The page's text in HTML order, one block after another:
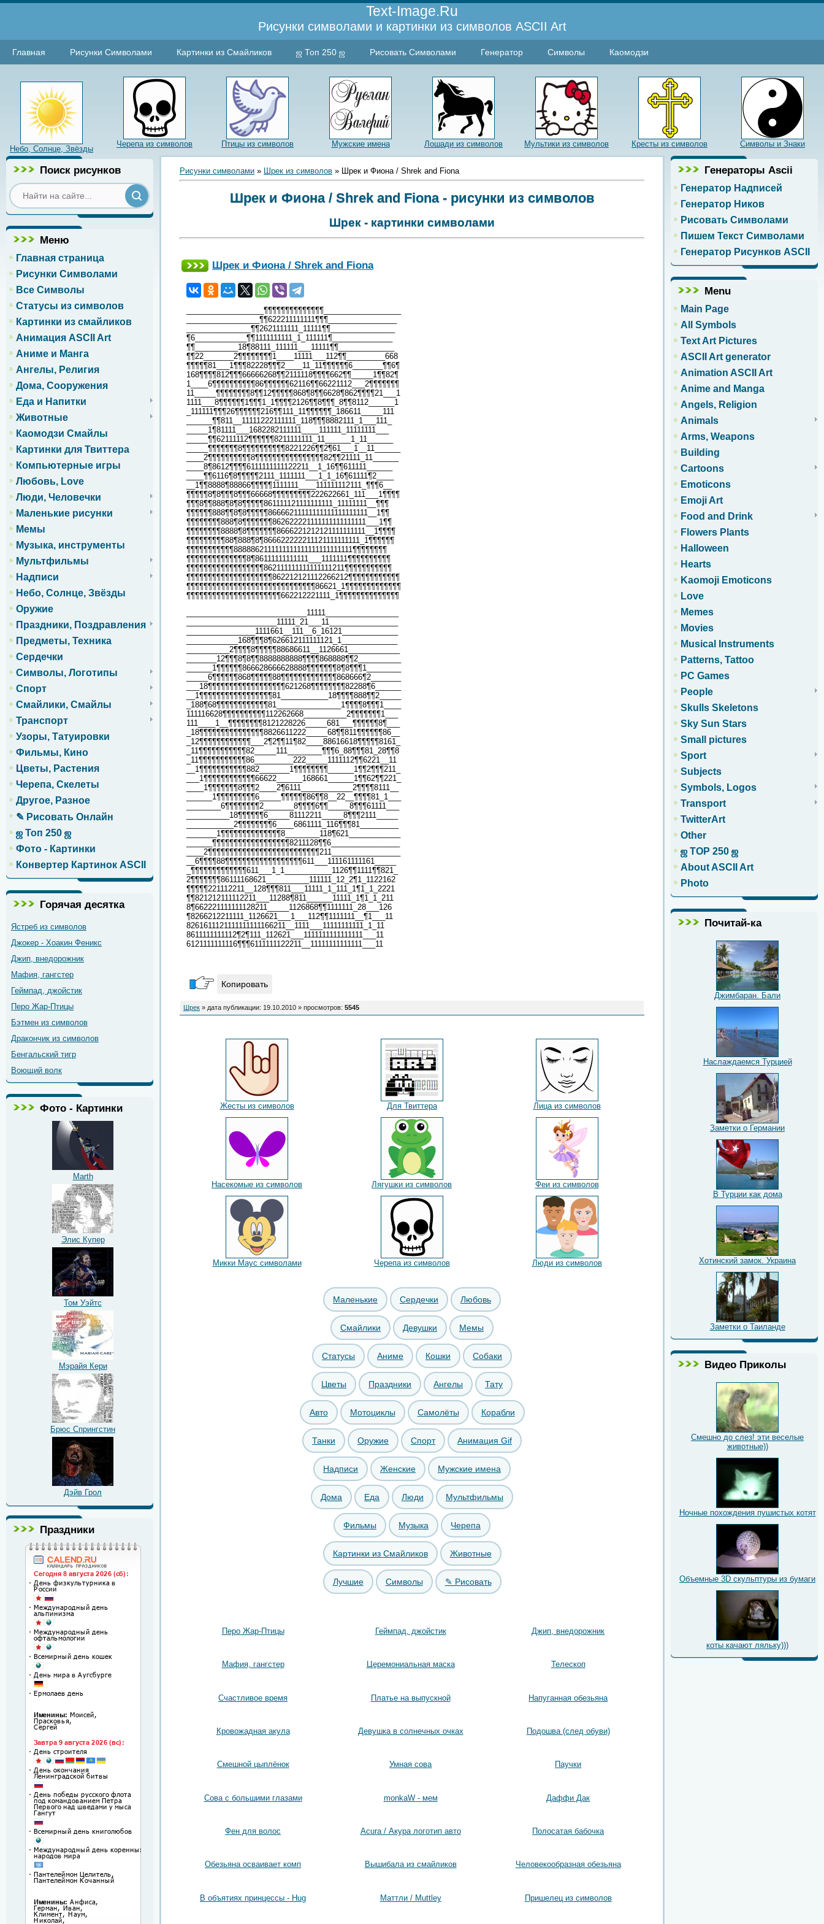
Text-Image.Ru
Рисунки символами и картинки из символов ASCII Art
Главная Рисунки Символами Картинки из Смайликов ஜ Топ 250 ஜ Рисовать Символами Генератор Символы Каомодзи
Небо, Солнце, Звёзды
Черепа из символов Птицы из символов Мужские имена Лошади из символов Мультики из символов Кресты из символов Символы и Знаки
Поиск рисунков
Меню
Главная страница
Рисунки Символами
Все Символы
Статусы из символов
Картинки из смайликов
Анимация ASCII Art
Аниме и Манга
Ангелы, Религия
Дома, Сооружения
Еда и Напитки
Животные
Каомодзи Смайлы
Картинки для Твиттера
Компьютерные игры
Любовь, Love
Люди, Человечки
Маленькие рисунки
Мемы
Музыка, инструменты
Мультфильмы
Надписи
Небо, Солнце, Звёзды
Оружие
Праздники, Поздравления
Предметы, Техника
Сердечки
Символы, Логотипы
Спорт
Смайлики, Смайлы
Транспорт
Узоры, Татуировки
Фильмы, Кино
Цветы, Растения
Черепа, Скелеты
Другое, Разное
✎ Рисовать Онлайн
ஜ Топ 250 ஜ
Фото - Картинки
Конвертер Картинок ASCII
Горячая десятка
Ястреб из символов
Джокер - Хоакин Феникс
Джип, внедорожник
Мафия, гангстер
Геймпад, джойстик
Перо Жар-Птицы
Бэтмен из символов
Дракончик из символов
Бенгальский тигр
Воющий волк
Фото - Картинки
Marth
Элис Купер
Том Уэйтс
Мэрайя Кери
Брюс Спрингстин
Дэйв Грол
Праздники
Рисунки символами » Шрек из символов » Шрек и Фиона / Shrek and Fiona
Шрек и Фиона / Shrek and Fiona - рисунки из символов
Шрек - картинки символами
Шрек и Фиона / Shrek and Fiona
__________________¶¶¶¶¶¶¶¶¶¶¶¶¶¶__________________
_________________¶¶622211111111¶¶¶________________
_______________¶¶2621111111_11111¶¶_______________
¶6____________¶¶1111111111_1_111111¶______________
¶¶__________18¶88111_111111___11111¶¶_____________
¶¶22_______2¶¶¶¶¶¶¶¶1____11111___112¶¶_________668
¶¶¶¶¶81___1¶¶¶82228¶¶¶2____11_11¶¶¶¶¶¶6_______¶¶6¶
168¶¶¶¶812¶¶¶66666268¶¶2111118¶¶¶¶662¶¶_____1¶¶82¶
1____6¶¶¶¶¶¶¶¶¶¶86¶¶¶¶¶¶62116¶¶66221112___2¶¶¶¶¶¶¶
11_____¶¶¶¶¶¶¶¶8¶¶12¶¶¶¶¶868¶8¶¶6628¶862¶¶¶¶21___1
1111___8¶¶¶¶¶¶1¶¶¶1_1¶¶¶¶2126¶¶8¶¶¶_8¶¶8112______1
_111111¶¶¶26¶¶¶¶¶¶216¶¶111_11¶¶¶¶¶¶_186611_____111
______¶¶811__11111222111111_118¶¶¶8882111_1___111_
_____1¶81111___1682282111111____111111_11111111___
_____¶¶62111112¶¶¶¶¶¶8211111111_11______1_11______
_____¶¶¶¶¶¶¶8¶¶¶¶¶¶¶¶¶¶8221226¶¶2¶61___1__11______
____2¶¶¶¶¶¶¶¶¶¶8¶¶¶¶¶¶¶¶¶¶¶¶¶¶¶¶82¶¶21111_11______
____8¶8612¶¶¶¶6111111111122211__1_16¶¶611111______
____¶¶6116¶8¶¶¶¶¶2111_1111111___1_1_16¶61111¶2____
__1¶¶8888¶88866¶¶¶¶¶1111111____111111112111_¶¶¶6__
¶¶¶¶¶8¶8¶¶¶8¶¶¶66668¶¶¶¶¶¶¶¶¶222622661_111___1¶¶¶¶
¶¶¶8¶¶888¶8¶8¶¶¶¶¶861111121111111111_11111111__¶¶¶
¶¶¶¶¶¶888¶¶8¶8¶¶¶¶¶86666211111111111111111111__1¶¶
¶¶¶¶¶¶¶¶888¶8¶¶¶¶¶¶¶862622221111111111111111___1¶¶
¶¶¶¶¶¶¶¶8888¶8¶¶¶¶¶¶¶8666221212121111111111__1¶¶¶¶
¶¶¶¶¶¶¶¶¶88¶888¶8¶866622222211121111111111_1¶¶¶¶¶¶
¶¶¶¶¶¶¶¶¶¶¶8888862111111111111111111111111¶¶¶¶¶¶¶¶
¶¶¶¶¶¶¶¶¶¶¶¶¶¶8¶86111111111111___1111111¶¶¶¶¶¶¶¶¶¶
¶¶¶¶¶¶¶¶¶¶¶¶¶¶¶¶¶¶862111111111111111211¶¶¶¶¶¶¶¶¶¶¶
¶¶¶¶¶¶¶¶¶¶¶¶¶¶¶¶¶¶¶¶862212121112266212¶¶¶¶¶¶¶¶¶¶¶¶
¶¶¶¶¶¶¶¶¶¶¶¶¶¶¶¶¶¶¶¶¶¶¶¶¶¶¶¶¶¶86621_1¶¶¶¶¶¶¶¶¶¶¶¶¶
¶¶¶¶¶¶¶¶¶¶¶¶¶¶¶¶¶¶¶¶¶¶662212221111_1¶¶¶¶¶¶¶¶¶¶¶¶¶¶
____________________________11111_________________
_____________________11111_21___11________________
________________1111661__111__6_16121_____________
____________168¶¶¶8¶626612111111121_1_____________
__________2¶¶¶¶8¶¶¶¶¶88686611__1126661____________
_______12¶¶¶8¶8¶¶8888888888¶¶¶¶868888¶¶2__________
______1¶¶¶¶¶¶866628666628888¶¶¶¶¶¶¶8¶8¶¶¶1________
_____6¶¶¶¶¶¶868¶¶¶¶¶88¶¶¶¶¶¶¶¶¶¶¶¶¶868666¶2_______
___18¶¶¶¶¶¶¶¶¶¶¶¶¶¶¶¶¶¶621268¶¶¶¶¶¶¶¶82288¶6______
__1¶¶¶¶¶¶¶¶¶¶¶¶¶¶¶¶¶81___________18¶¶¶¶888¶¶2_____
_188¶68¶¶¶¶¶¶¶¶¶¶¶¶81_______________1¶¶¶¶8¶¶¶1____
111116628¶¶¶¶¶¶¶¶¶¶112262668__________2¶¶¶¶¶¶¶1___
111____1__¶¶¶¶¶¶¶¶8121228226_____681___¶¶¶¶¶¶8¶___
_18¶¶¶¶¶¶¶¶¶¶¶¶¶¶¶8826611222_____68¶¶811¶¶¶¶¶¶86__
_12¶¶¶¶¶¶¶¶¶¶¶¶___2¶2¶¶11¶82____88616618¶¶¶¶¶8161_
_11¶¶¶¶¶¶¶¶¶¶¶82_____111________¶¶¶6_88¶¶¶81_28¶¶8
_11¶¶¶¶¶¶¶¶¶¶¶86_________222_____1111112¶¶6221__11
__1¶¶¶¶¶¶¶¶¶¶¶882_______1¶¶¶¶¶¶¶¶______1¶¶2¶¶¶211_
___1¶¶¶¶¶¶¶¶¶¶¶¶66622______168661______1¶¶62¶¶221_
____1¶¶¶¶¶¶¶8¶¶¶2____2¶6111____________2¶¶¶¶8111__
______1¶¶¶¶¶¶¶¶¶6_____¶¶¶¶¶¶86¶¶8__22__¶¶¶¶81_1___
________6¶¶¶¶¶¶¶¶2_______8¶¶¶¶6¶¶_____8¶¶¶61111___
__________18¶¶¶¶¶¶6_____81112211_____8¶¶¶2111_____
___________2¶¶¶¶¶¶¶¶6____6861111_116¶¶¶81_________
_______1¶¶¶¶¶¶¶¶¶¶¶¶¶¶8________118¶621____________
______¶¶¶¶¶¶¶¶¶¶¶¶¶¶¶¶¶¶8211128¶¶6________________
____2¶¶¶¶¶¶¶¶¶¶¶¶¶¶¶¶¶¶¶¶¶¶¶¶¶¶211________________
__6¶¶¶¶88¶¶¶¶¶¶¶¶¶¶¶¶¶¶¶¶¶¶611___111161111161_____
_¶¶¶¶¶¶¶¶¶¶¶¶¶611___1_1___________1126¶¶1111¶¶821_
2¶¶¶¶¶¶¶86111168621__________111111_12_2¶1_1122162
¶¶¶¶¶221112211__128¶¶¶811___11111_1_111_1¶1_1_2221
¶¶821212111112211___11288¶811______11111_1¶1_1_211
8¶662221111111128211_____1126868¶¶1111111_28___126
¶8266212211111_1126621___1___112¶¶1111111__¶1___11
8261611121111111111166211__1111___11111111111_1_11
8611111111112¶2¶111_112621___1111111111111111___11
6121111111116¶¶¶6111111122211__11111111111111___11
Копировать
Шрек » дата публикации: 19.10.2010 » просмотров: 5545
Жесты из символов Для Твиттера Лица из символов
Насекомые из символов Лягушки из символов Феи из символов
Микки Маус символами Черепа из символов Люди из символов
Маленькие Сердечки Любовь
Смайлики Девушки Мемы
Статусы Аниме Кошки Собаки
Цветы Праздники Ангелы Тату
Авто Мотоциклы Самолёты Корабли
Танки Оружие Спорт Анимация Gif
Надписи Женские Мужские имена
Дома Еда Люди Мультфильмы
Фильмы Музыка Черепа
Картинки из Смайликов Животные
Лучшие Символы ✎ Рисовать
Перо Жар-Птицы Геймпад, джойстик Джип, внедорожник
Мафия, гангстер Церемониальная маска Телескоп
Счастливое время Платье на выпускной Напуганная обезьяна
Кровожадная акула Девушка в солнечных очках Подошва (след обуви)
Смешной цыплёнок Умная сова Паучки
Сова с большими глазами monkaW - мем Даффи Дак
Фен для волос Acura / Акура логотип авто Полосатая бабочка
Обезьяна осваивает комп Вышибала из смайликов Человекообразная обезьяна
В объятиях принцессы - Hug Маттли / Muttley Пришелец из символов
Генераторы Ascii
Генератор Надписей
Генератор Ников
Рисовать Символами
Пишем Текст Символами
Генератор Рисунков ASCII
Menu
Main Page
All Symbols
Text Art Pictures
ASCII Art generator
Animation ASCII Art
Anime and Manga
Angels, Religion
Animals
Arms, Weapons
Building
Cartoons
Emoticons
Emoji Art
Food and Drink
Flowers Plants
Halloween
Hearts
Kaomoji Emoticons
Love
Memes
Movies
Musical Instruments
Patterns, Tattoo
PC Games
People
Skulls Skeletons
Sky Sun Stars
Small pictures
Sport
Subjects
Symbols, Logos
Transport
TwitterArt
Other
ஜ TOP 250 ஜ
About ASCII Art
Photo
Почитай-ка
Джимбаран. Бали
Наслаждаемся Турцией
Заметки о Германии
В Турции как дома
Хотинский замок. Украина
Заметки о Таиланде
Видео Приколы
Смешно до слез! эти веселые
животные))
Ночные похождения пушистых котят
Объемные 3D скульптуры из бумаги
коты качают ляльку)))